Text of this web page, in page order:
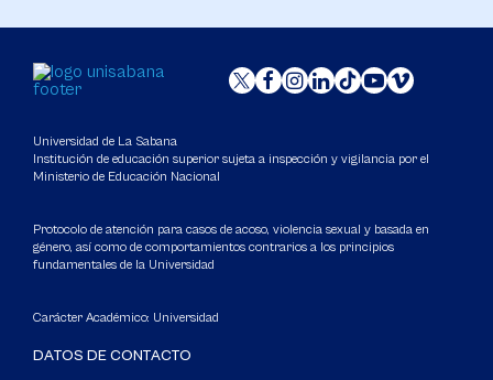
Universidad de La Sabana
Institución de educación superior sujeta a inspección y vigilancia por el
Ministerio de Educación Nacional
Protocolo de atención para casos de acoso, violencia sexual y basada en
género, así como de comportamientos contrarios a los principios
fundamentales de la Universidad
Carácter Académico: Universidad
DATOS DE CONTACTO